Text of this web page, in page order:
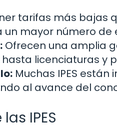
tarifas más bajas
mayor número de
Ofrecen una amplia
licenciaturas y
Muchas IPES
al avance del
IPES